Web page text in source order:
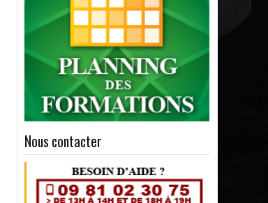
Nous contacter